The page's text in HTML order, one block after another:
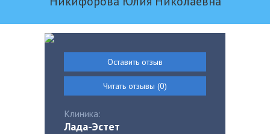
Оставить отзыв
Читать отзывы (0)
Клиника:
Лада-Эстет